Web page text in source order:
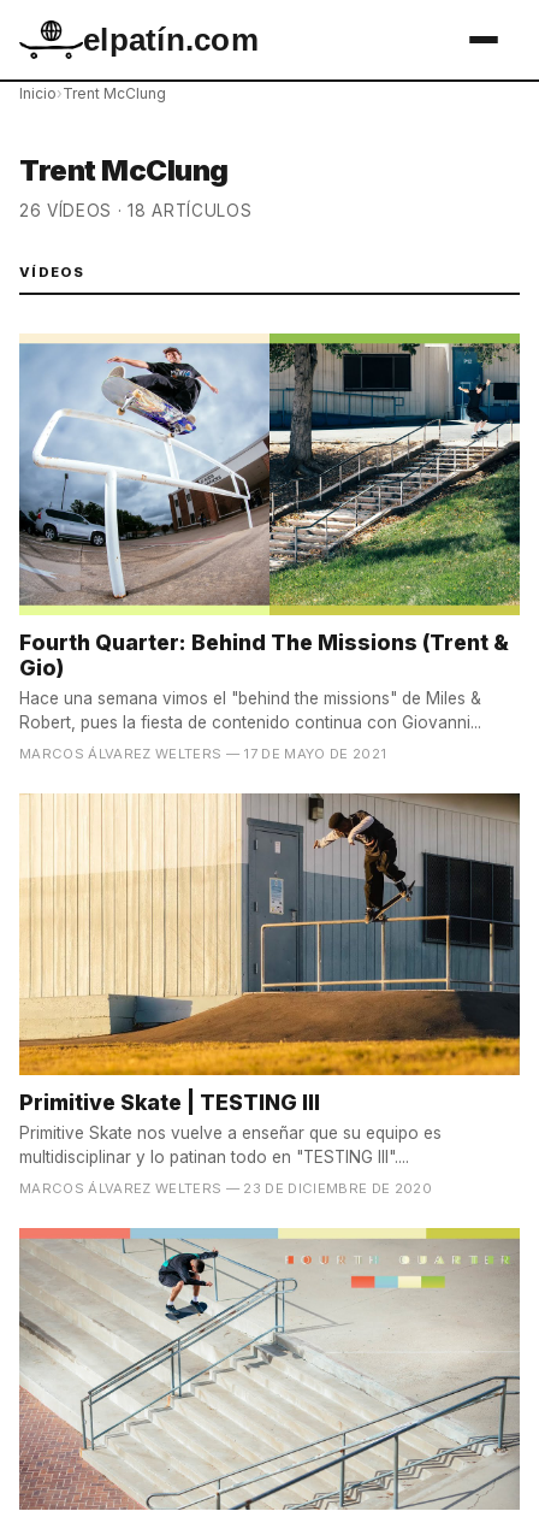
elpatín.com
Inicio›Trent McClung
Trent McClung
26 VÍDEOS · 18 ARTÍCULOS
VÍDEOS
Fourth Quarter: Behind The Missions (Trent &
Gio)
Hace una semana vimos el "behind the missions" de Miles &
Robert, pues la fiesta de contenido continua con Giovanni...
MARCOS ÁLVAREZ WELTERS — 17 DE MAYO DE 2021
Primitive Skate | TESTING III
Primitive Skate nos vuelve a enseñar que su equipo es
multidisciplinar y lo patinan todo en "TESTING III"....
MARCOS ÁLVAREZ WELTERS — 23 DE DICIEMBRE DE 2020